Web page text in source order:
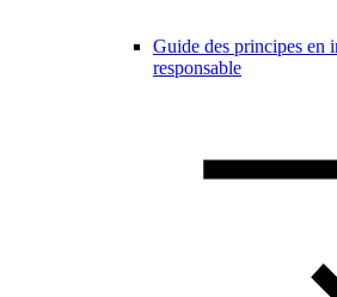
Guide des principes en
responsable